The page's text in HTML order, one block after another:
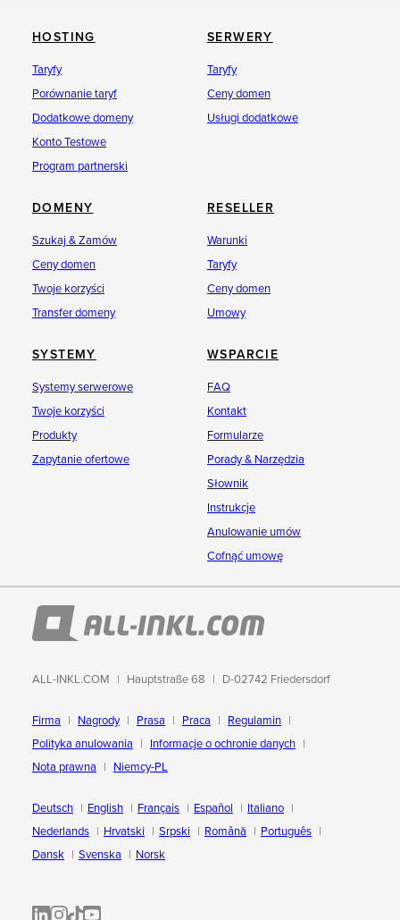
HOSTING
Taryfy
Porównanie taryf
Dodatkowe domeny
Konto Testowe
Program partnerski
SERWERY
Taryfy
Ceny domen
Usługi dodatkowe
DOMENY
Szukaj & Zamów
Ceny domen
Twoje korzyści
Transfer domeny
RESELLER
Warunki
Taryfy
Ceny domen
Umowy
SYSTEMY
Systemy serwerowe
Twoje korzyści
Produkty
Zapytanie ofertowe
WSPARCIE
FAQ
Kontakt
Formularze
Porady & Narzędzia
Słownik
Instrukcje
Anulowanie umów
Cofnąć umowę
ALL-INKL.COM Hauptstraße 68 D-02742 Friedersdorf
Firma Nagrody Prasa Praca
Regulamin
Polityka anulowania
Informacje o ochronie danych
Nota prawna
Niemcy-PL
Deutsch English Français Español
Italiano
Nederlands
Hrvatski Srpski Română
Português
Dansk
Svenska Norsk
ALL-INKL.COM | LinkedIn
ALL-INKL.COM • Instagram photos and videos
ALL-INKL.COM | TikTok
ALLINKL.COM - YouTube